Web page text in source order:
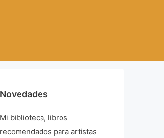
Novedades
Mi biblioteca, libros
recomendados para artistas